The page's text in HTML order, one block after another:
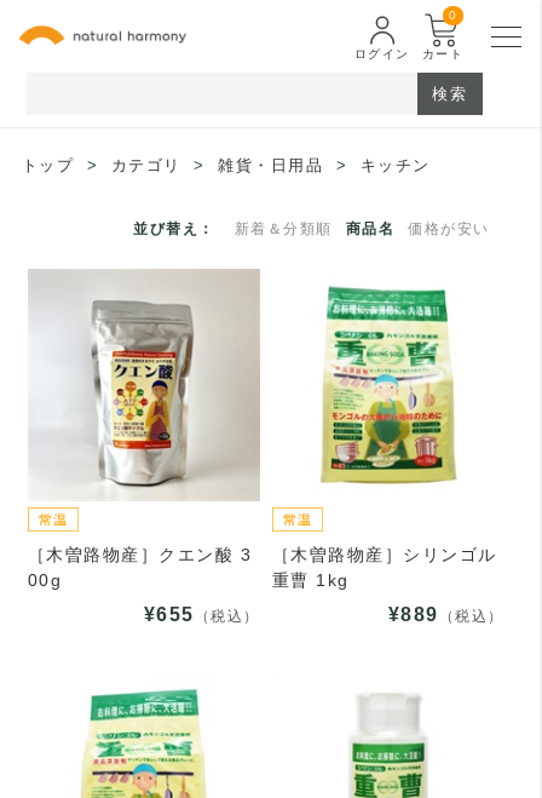
カート
0
ログイン
検索
トップ > カテゴリ > 雑貨・日用品 > キッチン
並び替え： 新着＆分類順 商品名 価格が安い
［木曽路物産］クエン酸 3
00g
¥655 （税込）
［木曽路物産］シリンゴル
重曹 1kg
¥889 （税込）